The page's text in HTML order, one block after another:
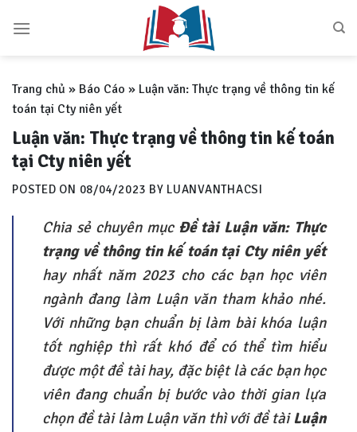
Trang chủ » Báo Cáo » Luận văn: Thực trạng về thông tin kế
toán tại Cty niên yết
Luận văn: Thực trạng về thông tin kế toán
tại Cty niên yết
POSTED ON 08/04/2023 BY LUANVANTHACSI
Chia sẻ chuyên mục Đề tài Luận văn: Thực
trạng về thông tin kế toán tại Cty niên yết
hay nhất năm 2023 cho các bạn học viên
ngành đang làm Luận văn tham khảo nhé.
Với những bạn chuẩn bị làm bài khóa luận
tốt nghiệp thì rất khó để có thể tìm hiểu
được một đề tài hay, đặc biệt là các bạn học
viên đang chuẩn bị bước vào thời gian lựa
chọn đề tài làm Luận văn thì với đề tàiLuận